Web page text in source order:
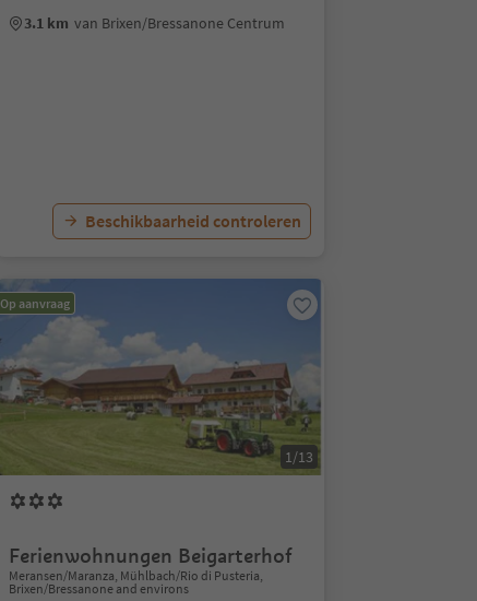
3.1 km van Brixen/Bressanone Centrum
Beschikbaarheid controleren
Op aanvraag
1/13
Ferienwohnungen Beigarterhof
Meransen/Maranza, Mühlbach/Rio di Pusteria,
Brixen/Bressanone and environs